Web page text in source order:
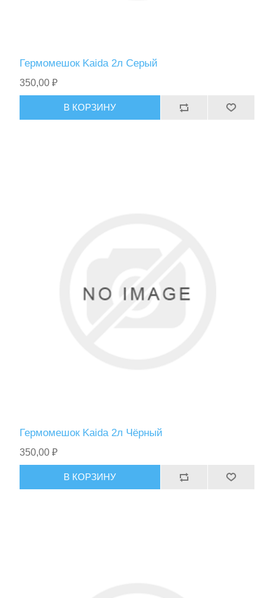
Гермомешок Kaida 2л Серый
350,00 ₽
В КОРЗИНУ
Гермомешок Kaida 2л Чёрный
350,00 ₽
В КОРЗИНУ